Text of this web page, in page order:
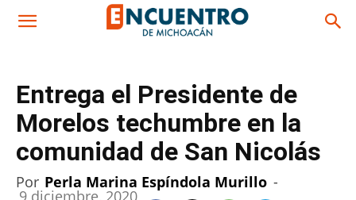
Entrega el Presidente de
Morelos techumbre en la
comunidad de San Nicolás
Por Perla Marina Espíndola Murillo -
9 diciembre, 2020